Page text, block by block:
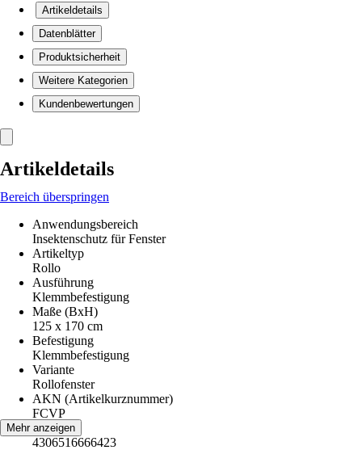
Artikeldetails
Datenblätter
Produktsicherheit
Weitere Kategorien
Kundenbewertungen
Artikeldetails
Bereich überspringen
Anwendungsbereich
Insektenschutz für Fenster
Artikeltyp
Rollo
Ausführung
Klemmbefestigung
Maße (BxH)
125 x 170 cm
Befestigung
Klemmbefestigung
Variante
Rollofenster
AKN (Artikelkurznummer)
FCVP
EAN
4306516666423
Mehr anzeigen